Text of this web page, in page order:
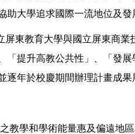
助大學追求國際一流地位及
屏東教育大學與國立屏東商
「提升高教公共性」、「發
逐年於校慶期間辦理計畫成果
教學和學術能量惠及偏遠地